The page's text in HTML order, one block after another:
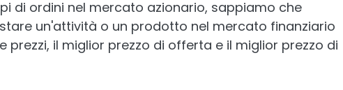
di ordini nel mercato azionario, sappiamo che
un'attività o un prodotto nel mercato finanziario
prezzi, il miglior prezzo di offerta e il miglior prezzo di